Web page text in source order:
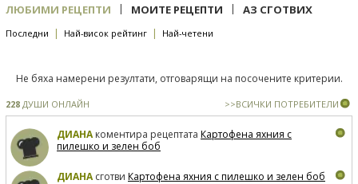
ЛЮБИМИ РЕЦЕПТИ | МОИТЕ РЕЦЕПТИ | АЗ СГОТВИХ
Последни | Най-висок рейтинг | Най-четени
Не бяха намерени резултати, отговарящи на посочените критерии.
228 ДУШИ ОНЛАЙН >>ВСИЧКИ ПОТРЕБИТЕЛИ
ДИАНАкоментира рецептата Картофена яхния с
пилешко и зелен боб
ДИАНАсготви Картофена яхния с пилешко и зелен боб